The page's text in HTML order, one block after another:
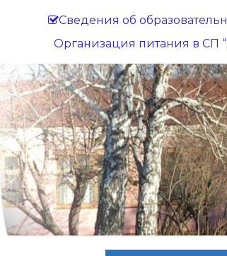
Сведения об
Организация питания в СП